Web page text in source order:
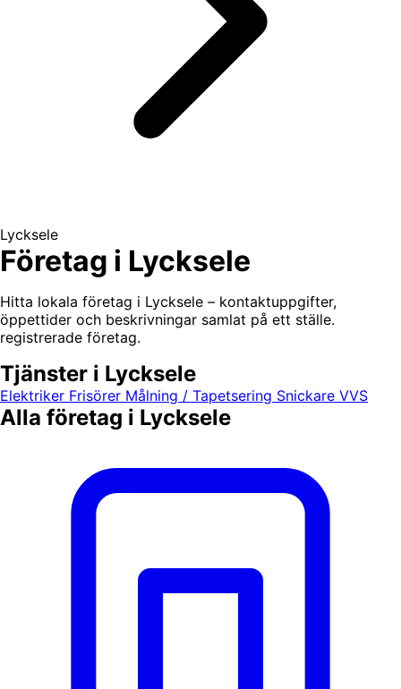
Lycksele
Företag i Lycksele
Hitta lokala företag i Lycksele – kontaktuppgifter,
öppettider och beskrivningar samlat på ett ställe.
registrerade företag.
Tjänster i Lycksele
Elektriker Frisörer Målning / Tapetsering Snickare VVS
Alla företag i Lycksele